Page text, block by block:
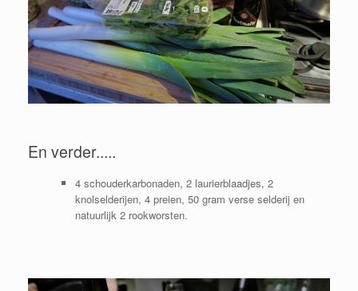
En verder.....
4 schouderkarbonaden, 2 laurierblaadjes, 2
knolselderijen, 4 preien, 50 gram verse selderij en
natuurlijk 2 rookworsten.